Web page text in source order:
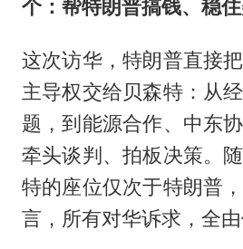
个：帮特朗普搞钱、稳住
这次访华，特朗普直接
主导权交给贝森特：从
题，到能源合作、中东
牵头谈判、拍板决策。
特的座位仅次于特朗普
言，所有对华诉求，全由